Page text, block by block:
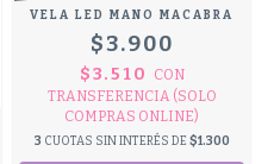
VELA LED MANO MACABRA
$3.900
$3.510
CON
TRANSFERENCIA (SOLO
COMPRAS ONLINE)
3 CUOTAS SIN INTERÉS DE $1.300